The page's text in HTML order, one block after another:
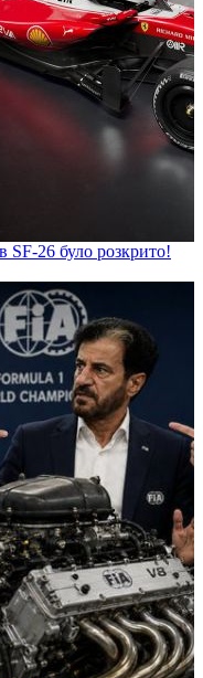
SF-26 було розкрито!